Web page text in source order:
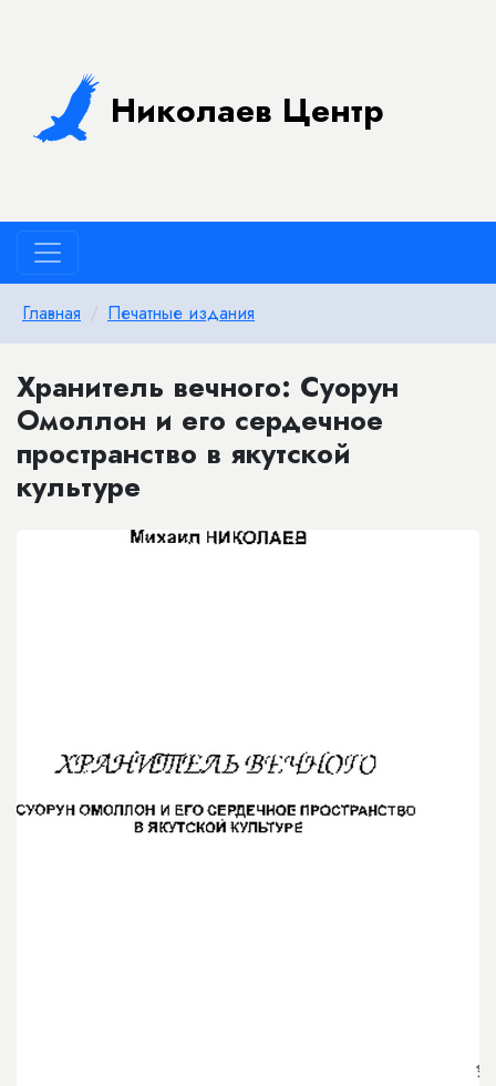
Николаев Центр
Главная Печатные издания
Хранитель вечного: Суорун
Омоллон и его сердечное
пространство в якутской
культуре